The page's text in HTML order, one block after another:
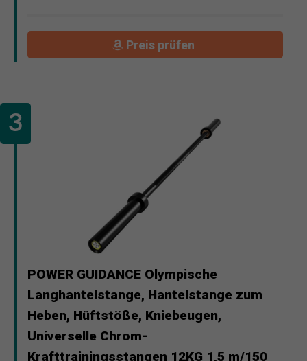
Preis prüfen
POWER GUIDANCE Olympische
Langhantelstange, Hantelstange zum
Heben, Hüftstöße, Kniebeugen,
Universelle Chrom-
Krafttrainingsstangen 12KG 1,5 m/150